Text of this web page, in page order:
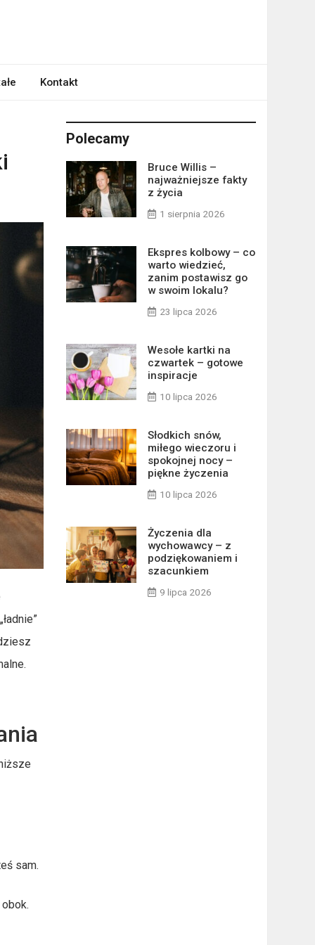
Kontakt
sam.
Polecamy
Bruce Willis –
najważniejsze fakty
z życia
1 sierpnia 2026
Ekspres kolbowy – co
warto wiedzieć,
zanim postawisz go
w swoim lokalu?
23 lipca 2026
Wesołe kartki na
czwartek – gotowe
inspiracje
10 lipca 2026
Słodkich snów,
miłego wieczoru i
spokojnej nocy –
piękne życzenia
10 lipca 2026
Życzenia dla
wychowawcy – z
podziękowaniem i
szacunkiem
9 lipca 2026